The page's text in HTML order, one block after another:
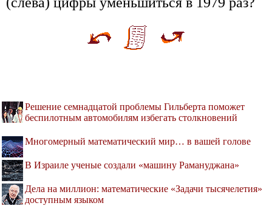
Решение семнадцатой проблемы Гильберта поможет
беспилотным автомобилям избегать столкновений
Многомерный математический мир… в вашей голове
В Израиле ученые создали «машину Рамануджана»
Дела на миллион: математические «Задачи тысячелетия»
доступным языком